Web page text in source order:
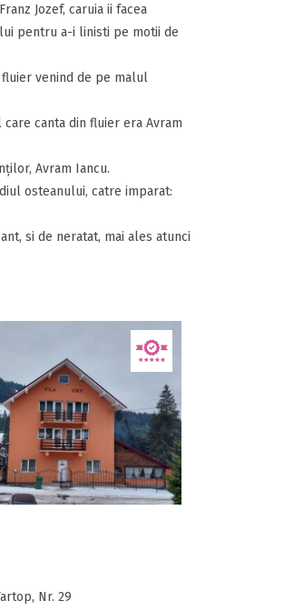
Jozef, caruia ii facea
pentru a-i linisti pe motii de
fluier venind de pe malul
canta din fluier era Avram
Avram Iancu.
osteanului, catre imparat:
si de neratat, mai ales atunci
Nr. 29